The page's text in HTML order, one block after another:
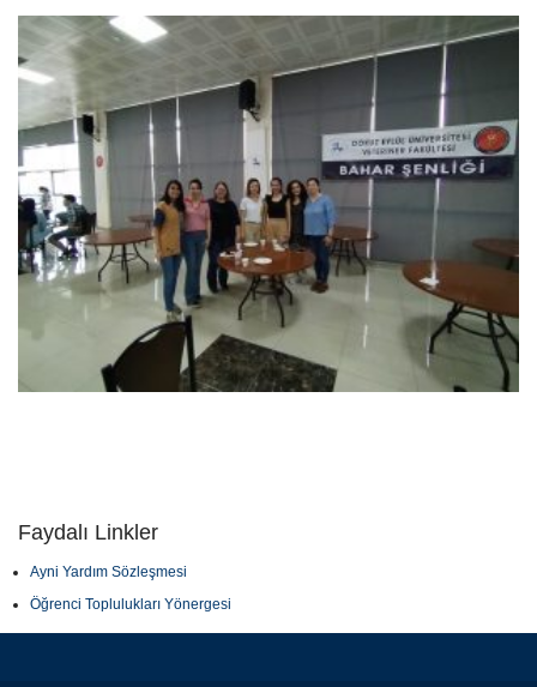
Faydalı Linkler
Ayni Yardım Sözleşmesi
Öğrenci Toplulukları Yönergesi